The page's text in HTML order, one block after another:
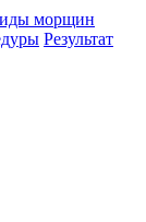
морщин
Результат